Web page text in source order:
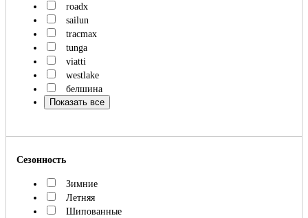
roadx
sailun
tracmax
tunga
viatti
westlake
белшина
Показать все
Сезонность
Зимние
Летняя
Шипованные